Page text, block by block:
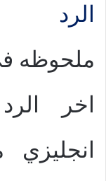
الرد
ملحوظه
اخر